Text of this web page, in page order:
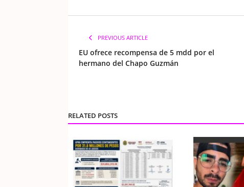
PREVIOUS ARTICLE
EU ofrece recompensa de 5 mdd por el
hermano del Chapo Guzmán
RELATED POSTS